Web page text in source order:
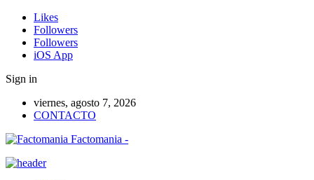
Likes
Followers
Followers
iOS App
Sign in
viernes, agosto 7, 2026
CONTACTO
Factomania -